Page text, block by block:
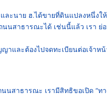
ละนาย ฮ.ได้ขายที่ดินแปลงหนึ่งใ
นสาธารณะได้ เช่นนี้แล้ว เรา ย่
และต้องไปจดทะเบียนต่อเจ้าห
สาธารณะ เรามีสิทธิขอเปิด “ทา